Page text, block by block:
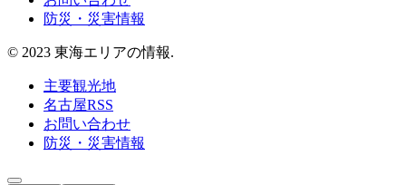
防災・災害情報
© 2023 東海エリアの情報.
主要観光地
名古屋RSS
お問い合わせ
防災・災害情報